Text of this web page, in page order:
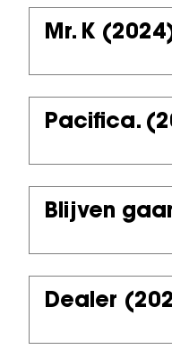
Mr. K
Pacifica.
Blijven
Dealer